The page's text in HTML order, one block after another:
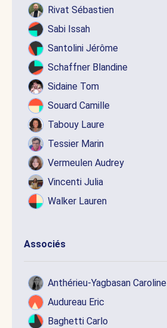
Rivat Sébastien
Sabi Issah
Santolini Jérôme
Schaffner Blandine
Sidaine Tom
Souard Camille
Tabouy Laure
Tessier Marin
Vermeulen Audrey
Vincenti Julia
Walker Lauren
Associés
Anthérieu-Yagbasan Caroline
Audureau Eric
Baghetti Carlo